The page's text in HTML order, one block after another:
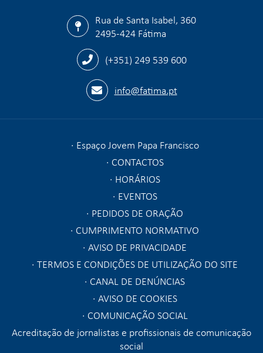
Rua de Santa Isabel, 360
2495-424 Fátima
(+351) 249 539 600
info@fatima.pt
Espaço Jovem Papa Francisco
CONTACTOS
HORÁRIOS
EVENTOS
PEDIDOS DE ORAÇÃO
CUMPRIMENTO NORMATIVO
AVISO DE PRIVACIDADE
TERMOS E CONDIÇÕES DE UTILIZAÇÃO DO SITE
CANAL DE DENÚNCIAS
AVISO DE COOKIES
COMUNICAÇÃO SOCIAL
Acreditação de jornalistas e profissionais de comunicação
social